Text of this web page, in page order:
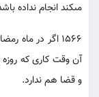
مى‏كند انجام نداده
1566 اگر در
آن وقت كارى كه روزه
و قضا هم ندارد.